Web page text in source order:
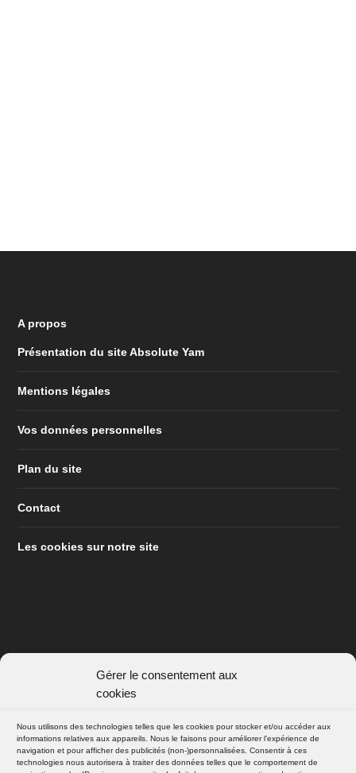
Gérer le consentement aux
cookies
Nous utilisons des technologies telles que les cookies pour stocker et/ou accéder aux
informations relatives aux appareils. Nous le faisons pour améliorer l’expérience de
navigation et pour afficher des publicités (non-)personnalisées. Consentir à ces
technologies nous autorisera à traiter des données telles que le comportement de
A propos
Présentation du site Absolute Yam
Mentions légales
Vos données personnelles
Plan du site
Contact
Les cookies sur notre site
SUIVEZ NOUS